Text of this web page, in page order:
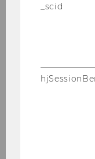
Bitte bewerben
10.09.2017
Institut für
voraussichtlich
_scid